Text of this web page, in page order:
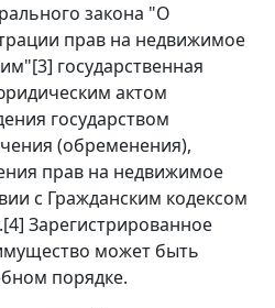
закона "О
прав на недвижимое
[3] государственная
актом
государством
(обременения),
прав на недвижимое
с Гражданским кодексом
[4] Зарегистрированное
может быть
порядке.